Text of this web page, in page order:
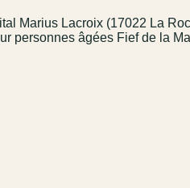
Marius Lacroix (17022 La
personnes âgées Fief de la